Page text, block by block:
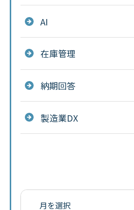
AI
在庫管理
納期回答
製造業DX